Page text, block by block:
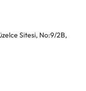
Sitesi, No:9/2B,